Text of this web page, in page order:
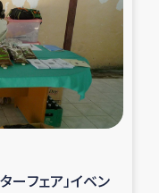
フェア」イベン